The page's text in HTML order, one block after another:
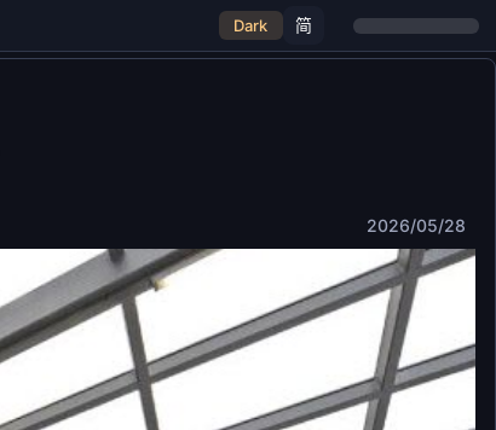
Dark 简
2026/05/28